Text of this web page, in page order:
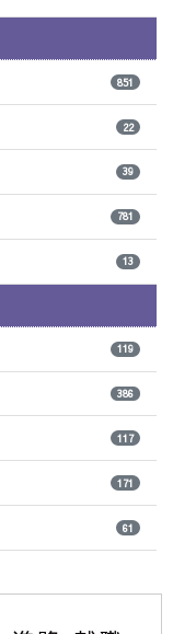
851
22
39
781
13
119
386
117
171
61